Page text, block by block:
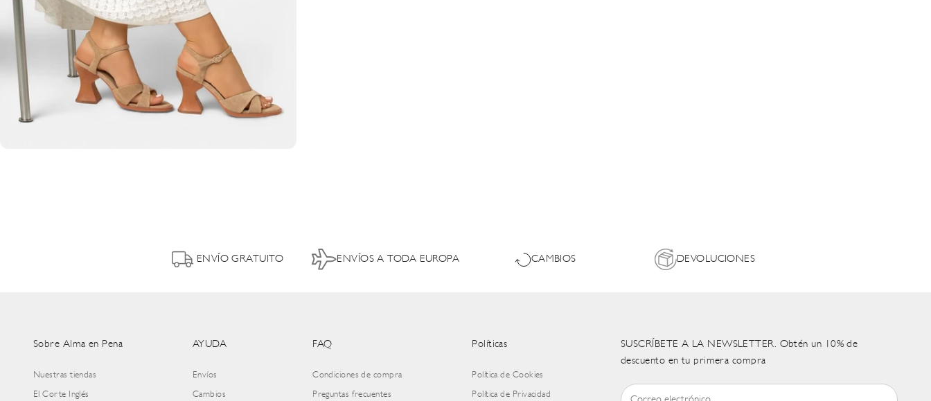
ENVÍO GRATUITO ENVÍOS A TODA EUROPA CAMBIOS DEVOLUCIONES
Sobre Alma en Pena
Nuestras tiendas
El Corte Inglés
AYUDA
Envíos
Cambios
FAQ
Condiciones de compra
Preguntas frecuentes
Políticas
Política de Cookies
Política de Privacidad
SUSCRÍBETE A LA NEWSLETTER. Obtén un 10% de
descuento en tu primera compra